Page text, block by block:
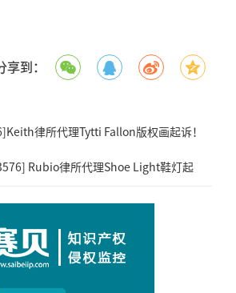
享到：
律所代理Tytti Fallon版权画起诉！
Rubio律所代理Shoe Light鞋灯起